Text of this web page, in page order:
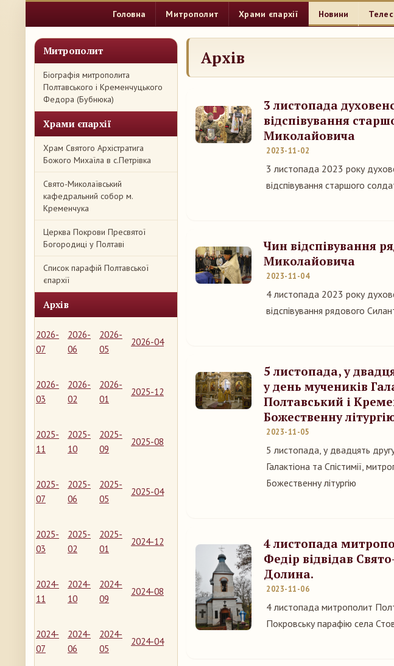
Головна Митрополит Храми єпархії Новини
Митрополит
Біографія митрополита
Полтавського і Кременчуцького
Федора (Бубнюка)
Храми єпархії
Храм Святого Архістратига
Божого Михаїла в с.Петрівка
Свято-Миколаївський
кафедральний собор м.
Кременчука
Церква Покрови Пресвятої
Богородиці у Полтаві
Список парафій Полтавської
єпархії
Архів
2026-
07
2026-
06
2026-
05
2026-04
2026-
03
2026-
02
2026-
01
2025-12
2025-
11
2025-
10
2025-
09
2025-08
2025-
07
2025-
06
2025-
05
2025-04
2025-
03
2025-
02
2025-
01
2024-12
2024-
11
2024-
10
2024-
09
2024-08
2024-
07
2024-
06
2024-
05
2024-04
Архів
3 листопада
відспівування
Миколайовича
2023-11-02
3 листопада 2023 року
відспівування старшого
Чин відспівування
Миколайовича
2023-11-04
4 листопада 2023 року
відспівування рядового
5 листопада, у
у день мучеників
Полтавський і
Божественну
2023-11-05
5 листопада, у двадцять
Галактіона та Спістимії,
Божественну літургію
4 листопада
Федір відвідав
Долина.
2023-11-06
4 листопада митрополит
Покровську парафію села